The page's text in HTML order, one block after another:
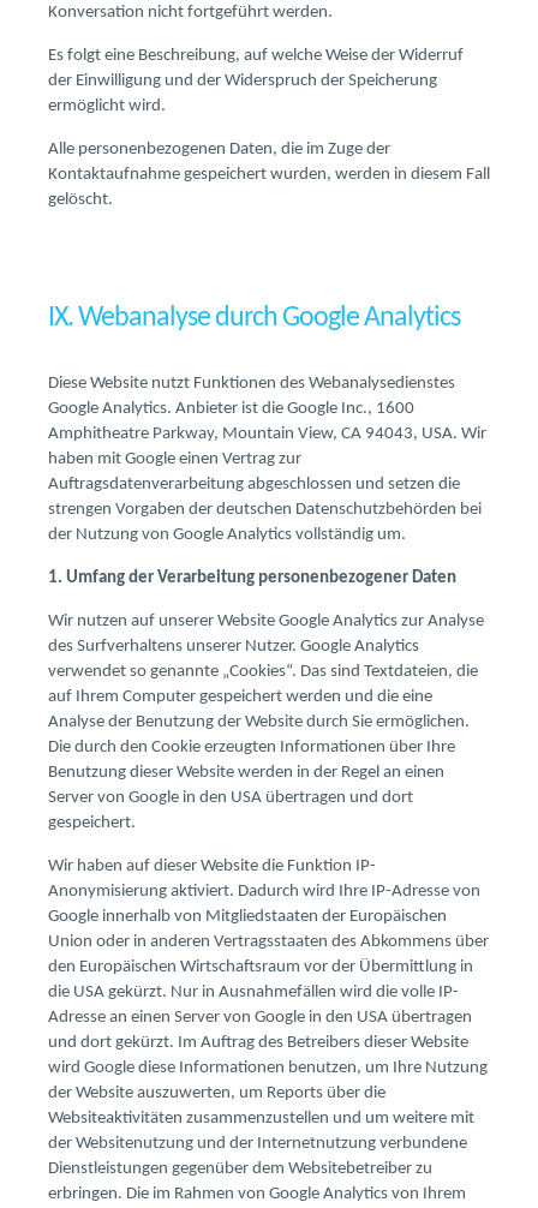
Konversation nicht fortgeführt werden.
Es folgt eine Beschreibung, auf welche Weise der Widerruf
der Einwilligung und der Widerspruch der Speicherung
ermöglicht wird.
Alle personenbezogenen Daten, die im Zuge der
Kontaktaufnahme gespeichert wurden, werden in diesem Fall
gelöscht.
IX. Webanalyse durch Google Analytics
Diese Website nutzt Funktionen des Webanalysedienstes
Google Analytics. Anbieter ist die Google Inc., 1600
Amphitheatre Parkway, Mountain View, CA 94043, USA. Wir
haben mit Google einen Vertrag zur
Auftragsdatenverarbeitung abgeschlossen und setzen die
strengen Vorgaben der deutschen Datenschutzbehörden bei
der Nutzung von Google Analytics vollständig um.
1. Umfang der Verarbeitung personenbezogener Daten
Wir nutzen auf unserer Website Google Analytics zur Analyse
des Surfverhaltens unserer Nutzer. Google Analytics
verwendet so genannte „Cookies“. Das sind Textdateien, die
auf Ihrem Computer gespeichert werden und die eine
Analyse der Benutzung der Website durch Sie ermöglichen.
Die durch den Cookie erzeugten Informationen über Ihre
Benutzung dieser Website werden in der Regel an einen
Server von Google in den USA übertragen und dort
gespeichert.
Wir haben auf dieser Website die Funktion IP-
Anonymisierung aktiviert. Dadurch wird Ihre IP-Adresse von
Google innerhalb von Mitgliedstaaten der Europäischen
Union oder in anderen Vertragsstaaten des Abkommens über
den Europäischen Wirtschaftsraum vor der Übermittlung in
die USA gekürzt. Nur in Ausnahmefällen wird die volle IP-
Adresse an einen Server von Google in den USA übertragen
und dort gekürzt. Im Auftrag des Betreibers dieser Website
wird Google diese Informationen benutzen, um Ihre Nutzung
der Website auszuwerten, um Reports über die
Websiteaktivitäten zusammenzustellen und um weitere mit
der Websitenutzung und der Internetnutzung verbundene
Dienstleistungen gegenüber dem Websitebetreiber zu
erbringen. Die im Rahmen von Google Analytics von Ihrem